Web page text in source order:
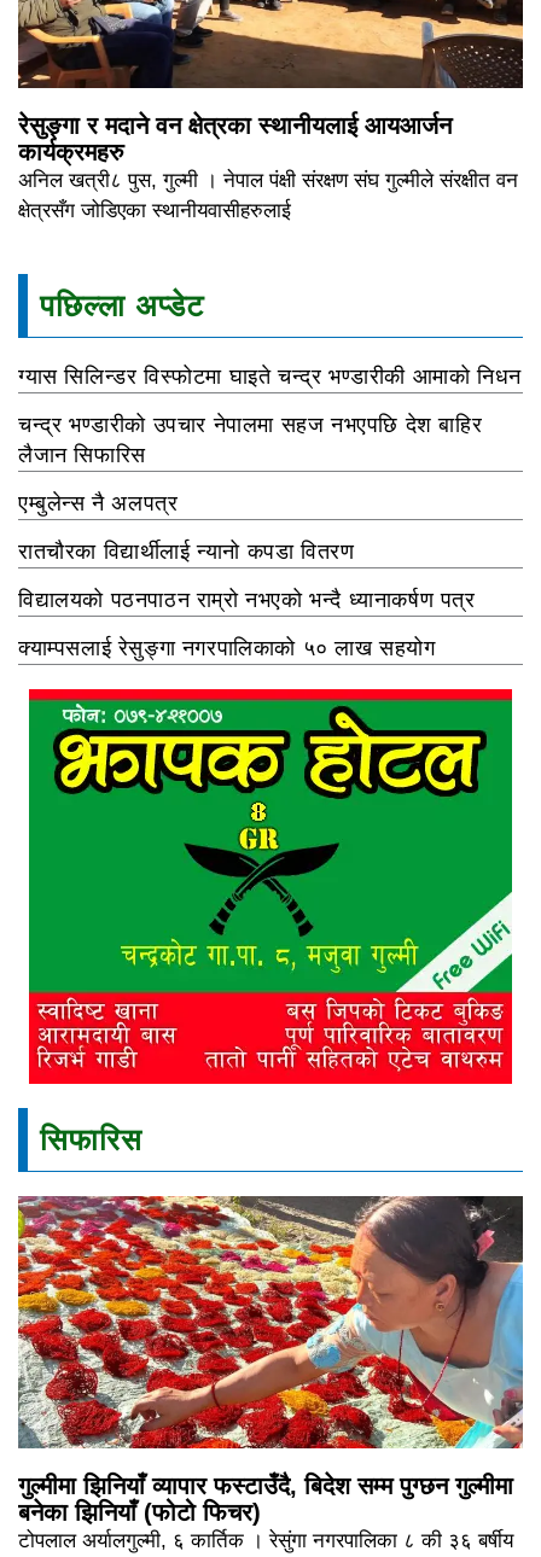
रेसुङ्गा र मदाने वन क्षेत्रका स्थानीयलाई आयआर्जन
कार्यक्रमहरु
अनिल खत्री८ पुस, गुल्मी । नेपाल पंक्षी संरक्षण संघ गुल्मीले संरक्षीत वन
क्षेत्रसँग जोडिएका स्थानीयवासीहरुलाई
पछिल्ला अप्डेट
ग्यास सिलिन्डर विस्फोटमा घाइते चन्द्र भण्डारीकी आमाको निधन
चन्द्र भण्डारीको उपचार नेपालमा सहज नभएपछि देश बाहिर
लैजान सिफारिस
एम्बुलेन्स नै अलपत्र
रातचौरका विद्यार्थीलाई न्यानो कपडा वितरण
विद्यालयको पठनपाठन राम्रो नभएको भन्दै ध्यानाकर्षण पत्र
क्याम्पसलाई रेसुङ्गा नगरपालिकाको ५० लाख सहयोग
सिफारिस
गुल्मीमा झिनियाँ व्यापार फस्टाउँदै, बिदेश सम्म पुग्छन गुल्मीमा
बनेका झिनियाँ (फोटो फिचर)
टोपलाल अर्यालगुल्मी, ६ कार्तिक । रेसुंगा नगरपालिका ८ की ३६ बर्षीय